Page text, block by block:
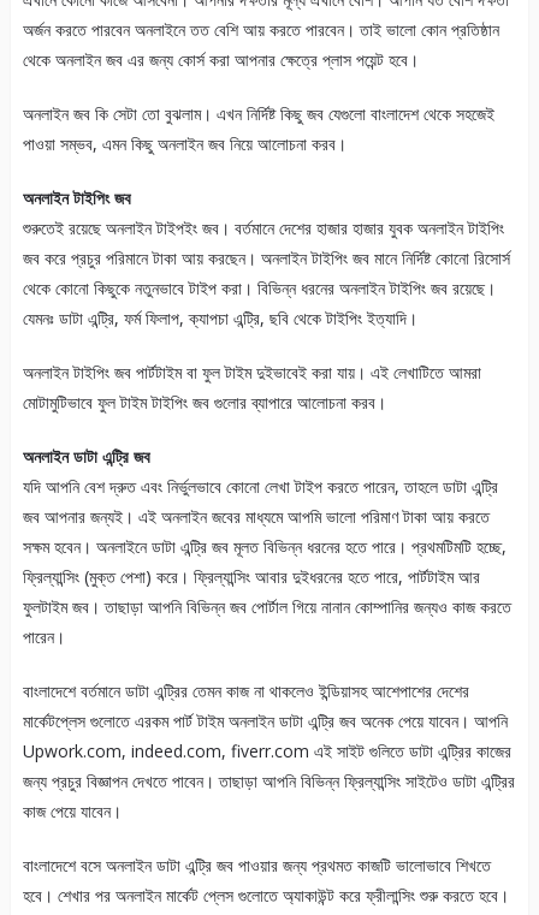
অর্জন করতে পারবেন অনলাইনে তত বেশি আয় করতে পারবেন। তাই ভালো কোন প্রতিষ্ঠান
থেকে অনলাইন জব এর জন্য কোর্স করা আপনার ক্ষেত্রে প্লাস পয়েন্ট হবে।
অনলাইন জব কি সেটা তো বুঝলাম। এখন নির্দিষ্ট কিছু জব যেগুলো বাংলাদেশ থেকে সহজেই
পাওয়া সম্ভব, এমন কিছু অনলাইন জব নিয়ে আলোচনা করব।
অনলাইন টাইপিং জব
শুরুতেই রয়েছে অনলাইন টাইপইং জব। বর্তমানে দেশের হাজার হাজার যুবক অনলাইন টাইপিং
জব করে প্রচুর পরিমানে টাকা আয় করছেন। অনলাইন টাইপিং জব মানে নির্দিষ্ট কোনো রিসোর্স
থেকে কোনো কিছুকে নতুনভাবে টাইপ করা। বিভিন্ন ধরনের অনলাইন টাইপিং জব রয়েছে।
যেমনঃ ডাটা এন্ট্রি, ফর্ম ফিলাপ, ক্যাপচা এন্ট্রি, ছবি থেকে টাইপিং ইত্যাদি।
অনলাইন টাইপিং জব পার্টটাইম বা ফুল টাইম দুইভাবেই করা যায়। এই লেখাটিতে আমরা
মোটামুটিভাবে ফুল টাইম টাইপিং জব গুলোর ব্যাপারে আলোচনা করব।
অনলাইন ডাটা এন্ট্রি জব
যদি আপনি বেশ দ্রুত এবং নির্ভুলভাবে কোনো লেখা টাইপ করতে পারেন, তাহলে ডাটা এন্ট্রি
জব আপনার জন্যই। এই অনলাইন জবের মাধ্যমে আপমি ভালো পরিমাণ টাকা আয় করতে
সক্ষম হবেন। অনলাইনে ডাটা এন্ট্রি জব মূলত বিভিন্ন ধরনের হতে পারে। প্রথমটিমটি হচ্ছে,
ফ্রিল্যান্সিং (মুক্ত পেশা) করে। ফ্রিল্যান্সিং আবার দুইধরনের হতে পারে, পার্টটাইম আর
ফুলটাইম জব। তাছাড়া আপনি বিভিন্ন জব পোর্টাল গিয়ে নানান কোম্পানির জন্যও কাজ করতে
পারেন।
বাংলাদেশে বর্তমানে ডাটা এন্ট্রির তেমন কাজ না থাকলেও ইন্ডিয়াসহ আশেপাশের দেশের
মার্কেটপ্লেস গুলোতে এরকম পার্ট টাইম অনলাইন ডাটা এন্ট্রি জব অনেক পেয়ে যাবেন। আপনি
Upwork.com, indeed.com, fiverr.com এই সাইট গুলিতে ডাটা এন্ট্রির কাজের
জন্য প্রচুর বিজ্ঞাপন দেখতে পাবেন। তাছাড়া আপনি বিভিন্ন ফ্রিল্যান্সিং সাইটেও ডাটা এন্ট্রির
কাজ পেয়ে যাবেন।
বাংলাদেশে বসে অনলাইন ডাটা এন্ট্রি জব পাওয়ার জন্য প্রথমত কাজটি ভালোভাবে শিখতে
হবে। শেখার পর অনলাইন মার্কেট প্লেস গুলোতে অ্যাকাউন্ট করে ফ্রীলান্সিং শুরু করতে হবে।